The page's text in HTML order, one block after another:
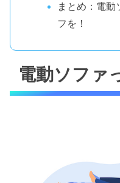
まとめ：電動
フを！
電動ソファ